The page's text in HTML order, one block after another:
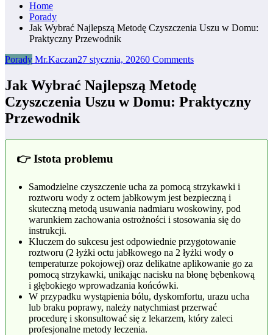
Home
Porady
Jak Wybrać Najlepszą Metodę Czyszczenia Uszu w Domu:
Praktyczny Przewodnik
Porady Mr.Kaczan27 stycznia, 20260 Comments
Jak Wybrać Najlepszą Metodę
Czyszczenia Uszu w Domu: Praktyczny
Przewodnik
👉 Istota problemu
Samodzielne czyszczenie ucha za pomocą strzykawki i
roztworu wody z octem jabłkowym jest bezpieczną i
skuteczną metodą usuwania nadmiaru woskowiny, pod
warunkiem zachowania ostrożności i stosowania się do
instrukcji.
Kluczem do sukcesu jest odpowiednie przygotowanie
roztworu (2 łyżki octu jabłkowego na 2 łyżki wody o
temperaturze pokojowej) oraz delikatne aplikowanie go za
pomocą strzykawki, unikając nacisku na błonę bębenkową
i głębokiego wprowadzania końcówki.
W przypadku wystąpienia bólu, dyskomfortu, urazu ucha
lub braku poprawy, należy natychmiast przerwać
procedurę i skonsultować się z lekarzem, który zaleci
profesjonalne metody leczenia.